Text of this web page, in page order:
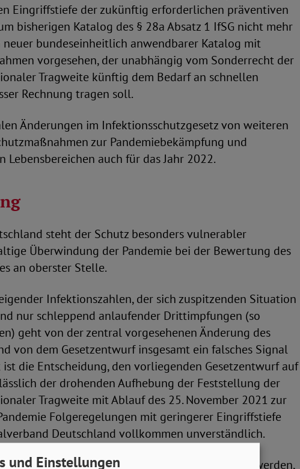
Eingriffstiefe der zukünftig erforderlichen präventiven
bisherigen Katalog des § 28a Absatz 1 IfSG nicht mehr
neuer bundeseinheitlich anwendbarer Katalog mit
vorgesehen, der unabhängig vom Sonderrecht der
Tragweite künftig dem Bedarf an schnellen
Rechnung tragen soll.
Änderungen im Infektionsschutzgesetz von weiteren
zur Pandemiebekämpfung und
auch für das Jahr 2022.
steht der Schutz besonders vulnerabler
Überwindung der Pandemie bei der Bewertung des
an oberster Stelle.
Infektionszahlen, der sich zuspitzenden Situation
nur schleppend anlaufender Drittimpfungen (so
geht von der zentral vorgesehenen Änderung des
von dem Gesetzentwurf insgesamt ein falsches Signal
die Entscheidung, den vorliegenden Gesetzentwurf auf
der drohenden Aufhebung der Feststellung der
Tragweite mit Ablauf des 25. November 2021 zur
Folgeregelungen mit geringerer Eingriffstiefe
Deutschland vollkommen unverständlich.
Folgeregelungen auf den Weg gebracht werden,
und Einstellungen